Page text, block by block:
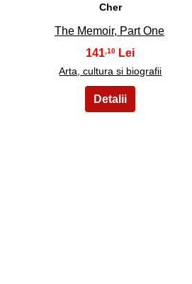
Cher
The Memoir, Part One
141,10
Arta, cultura si biografii